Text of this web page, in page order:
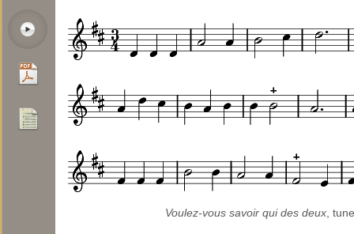
Voulez-vous savoir qui des deux,